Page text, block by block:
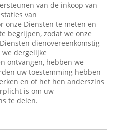
van de inkoop van
van
onze Diensten te meten en
begrijpen, zodat we onze
dienovereenkomstig
dergelijke
ontvangen, hebben we
uw toestemming hebben
en of het hen anderszins
is om uw
te delen.